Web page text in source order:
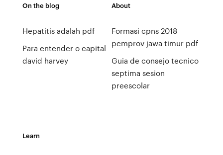
On the blog
Hepatitis adalah pdf
Para entender o capital
david harvey
About
Formasi cpns 2018
pemprov jawa timur pdf
Guia de consejo tecnico
septima sesion
preescolar
Learn